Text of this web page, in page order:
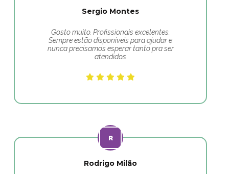
Sergio Montes
Gosto muito. Profissionais excelentes.
Sempre estão disponíveis para ajudar e
nunca precisamos esperar tanto pra ser
atendidos
Rodrigo Milão